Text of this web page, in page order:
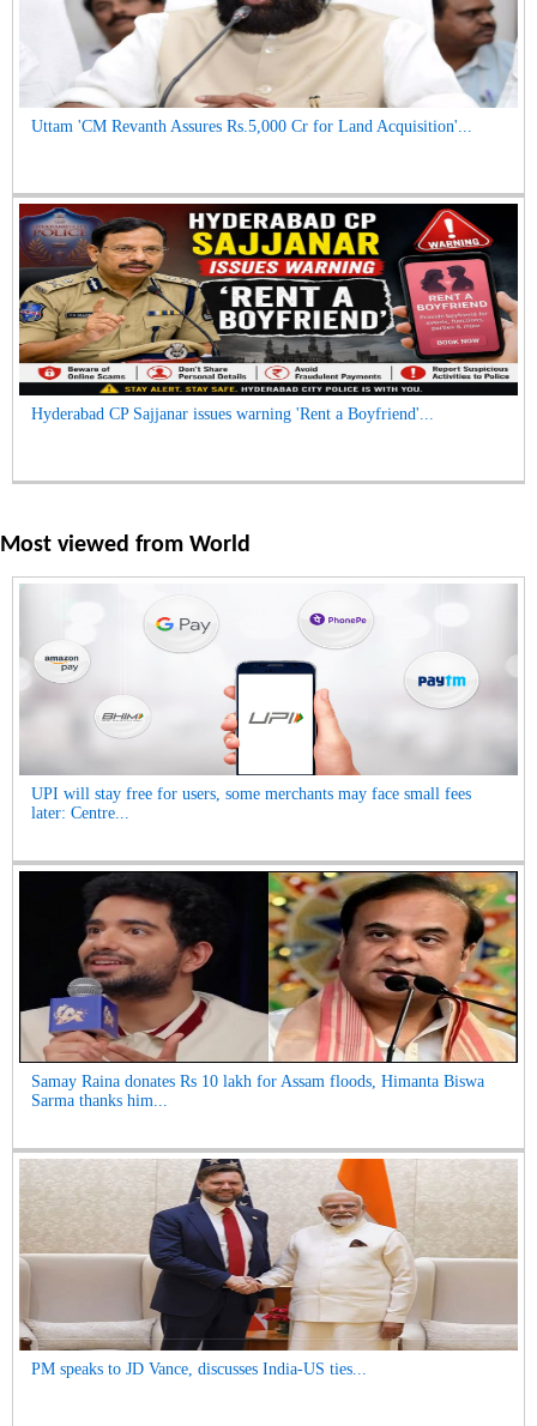
Uttam 'CM Revanth Assures Rs.5,000 Cr for Land Acquisition'...
Hyderabad CP Sajjanar issues warning 'Rent a Boyfriend'...
Most viewed from World
UPI will stay free for users, some merchants may face small fees
later: Centre...
Samay Raina donates Rs 10 lakh for Assam floods, Himanta Biswa
Sarma thanks him...
PM speaks to JD Vance, discusses India-US ties...